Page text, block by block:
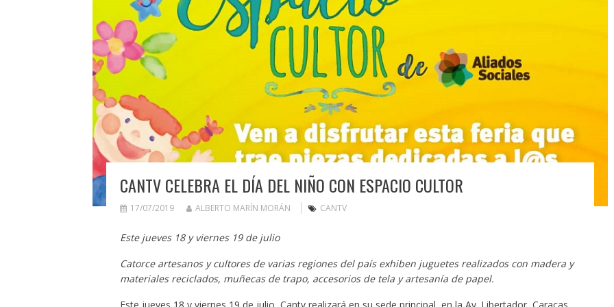
CANTV CELEBRA EL DÍA DEL NIÑO CON ESPACIO CULTOR
17/07/2019 ALBERTO MARÍN MORÁN CANTV
Este jueves 18 y viernes 19 de julio
Catorce artesanos y cultores de varias regiones del país exhiben juguetes realizados con madera y
materiales reciclados, muñecas de trapo, accesorios de tela y artesanía de papel.
Este jueves 18 y viernes 19 de julio, Cantv realizará en su sede principal, en la Av. Libertador, Caracas,